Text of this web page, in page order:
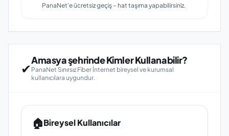
PanaNet'e ücretsiz geçiş – hat taşıma yapabilirsiniz.
✔
Amasya şehrinde Kimler Kullanabilir?
PanaNet Sınırsız Fiber İnternet bireysel ve kurumsal
kullanıcılara uygundur.
🏠Bireysel Kullanıcılar